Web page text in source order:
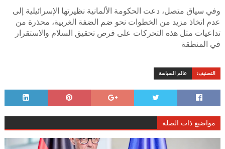
وفي سياق متصل، دعت الحكومة الألمانية نظيرتها الإسرائيلية إلى
عدم اتخاذ مزيد من الخطوات نحو ضم الضفة الغربية، محذرة من
تداعيات مثل هذه التحركات على فرص تحقيق السلام والاستقرار
في المنطقة
التصنيف: عالم السياسة
مواضيع ذات الصلة